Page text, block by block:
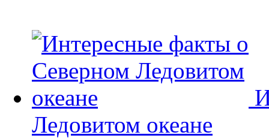
Ледовитом океане